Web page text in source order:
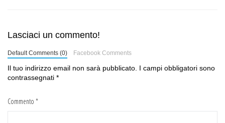
Lasciaci un commento!
Default Comments (0) Facebook Comments
Il tuo indirizzo email non sarà pubblicato. I campi obbligatori sono
contrassegnati *
Commento *